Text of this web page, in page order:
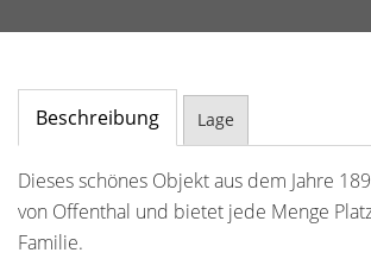
Beschreibung Lage
Dieses schönes Objekt aus dem Jahre
von Offenthal und bietet jede Menge
Familie.